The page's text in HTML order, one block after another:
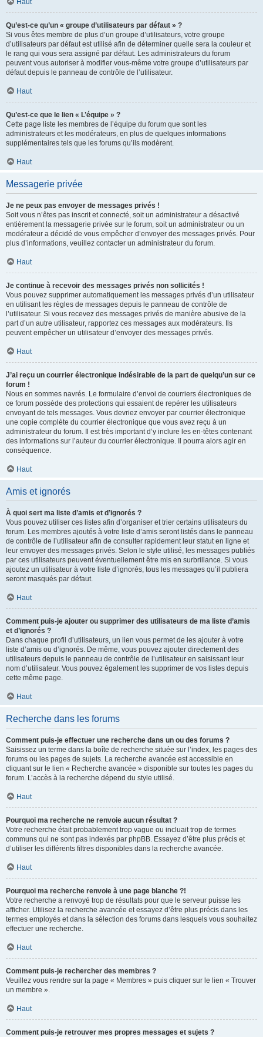
Haut
Qu’est-ce qu’un « groupe d’utilisateurs par défaut » ?
Si vous êtes membre de plus d’un groupe d’utilisateurs, votre groupe
d’utilisateurs par défaut est utilisé afin de déterminer quelle sera la couleur et
le rang qui vous sera assigné par défaut. Les administrateurs du forum
peuvent vous autoriser à modifier vous-même votre groupe d’utilisateurs par
défaut depuis le panneau de contrôle de l’utilisateur.
Haut
Qu’est-ce que le lien « L’équipe » ?
Cette page liste les membres de l’équipe du forum que sont les
administrateurs et les modérateurs, en plus de quelques informations
supplémentaires tels que les forums qu’ils modèrent.
Haut
Messagerie privée
Je ne peux pas envoyer de messages privés !
Soit vous n’êtes pas inscrit et connecté, soit un administrateur a désactivé
entièrement la messagerie privée sur le forum, soit un administrateur ou un
modérateur a décidé de vous empêcher d’envoyer des messages privés. Pour
plus d’informations, veuillez contacter un administrateur du forum.
Haut
Je continue à recevoir des messages privés non sollicités !
Vous pouvez supprimer automatiquement les messages privés d’un utilisateur
en utilisant les règles de messages depuis le panneau de contrôle de
l’utilisateur. Si vous recevez des messages privés de manière abusive de la
part d’un autre utilisateur, rapportez ces messages aux modérateurs. Ils
peuvent empêcher un utilisateur d’envoyer des messages privés.
Haut
J’ai reçu un courrier électronique indésirable de la part de quelqu’un sur ce
forum !
Nous en sommes navrés. Le formulaire d’envoi de courriers électroniques de
ce forum possède des protections qui essaient de repérer les utilisateurs
envoyant de tels messages. Vous devriez envoyer par courrier électronique
une copie complète du courrier électronique que vous avez reçu à un
administrateur du forum. Il est très important d’y inclure les en-têtes contenant
des informations sur l’auteur du courrier électronique. Il pourra alors agir en
conséquence.
Haut
Amis et ignorés
À quoi sert ma liste d’amis et d’ignorés ?
Vous pouvez utiliser ces listes afin d’organiser et trier certains utilisateurs du
forum. Les membres ajoutés à votre liste d’amis seront listés dans le panneau
de contrôle de l’utilisateur afin de consulter rapidement leur statut en ligne et
leur envoyer des messages privés. Selon le style utilisé, les messages publiés
par ces utilisateurs peuvent éventuellement être mis en surbrillance. Si vous
ajoutez un utilisateur à votre liste d’ignorés, tous les messages qu’il publiera
seront masqués par défaut.
Haut
Comment puis-je ajouter ou supprimer des utilisateurs de ma liste d’amis
et d’ignorés ?
Dans chaque profil d’utilisateurs, un lien vous permet de les ajouter à votre
liste d’amis ou d’ignorés. De même, vous pouvez ajouter directement des
utilisateurs depuis le panneau de contrôle de l’utilisateur en saisissant leur
nom d’utilisateur. Vous pouvez également les supprimer de vos listes depuis
cette même page.
Haut
Recherche dans les forums
Comment puis-je effectuer une recherche dans un ou des forums ?
Saisissez un terme dans la boîte de recherche située sur l’index, les pages des
forums ou les pages de sujets. La recherche avancée est accessible en
cliquant sur le lien « Recherche avancée » disponible sur toutes les pages du
forum. L’accès à la recherche dépend du style utilisé.
Haut
Pourquoi ma recherche ne renvoie aucun résultat ?
Votre recherche était probablement trop vague ou incluait trop de termes
communs qui ne sont pas indexés par phpBB. Essayez d’être plus précis et
d’utiliser les différents filtres disponibles dans la recherche avancée.
Haut
Pourquoi ma recherche renvoie à une page blanche ?!
Votre recherche a renvoyé trop de résultats pour que le serveur puisse les
afficher. Utilisez la recherche avancée et essayez d’être plus précis dans les
termes employés et dans la sélection des forums dans lesquels vous souhaitez
effectuer une recherche.
Haut
Comment puis-je rechercher des membres ?
Veuillez vous rendre sur la page « Membres » puis cliquer sur le lien « Trouver
un membre ».
Haut
Comment puis-je retrouver mes propres messages et sujets ?